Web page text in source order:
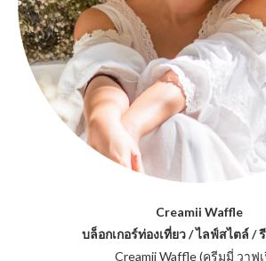
Creamii Waffle
บล็อกเกอร์ท่องเที่ยว / ไลฟ์สไตล์ /
Creamii Waffle (ครีมมี่ วาฟ